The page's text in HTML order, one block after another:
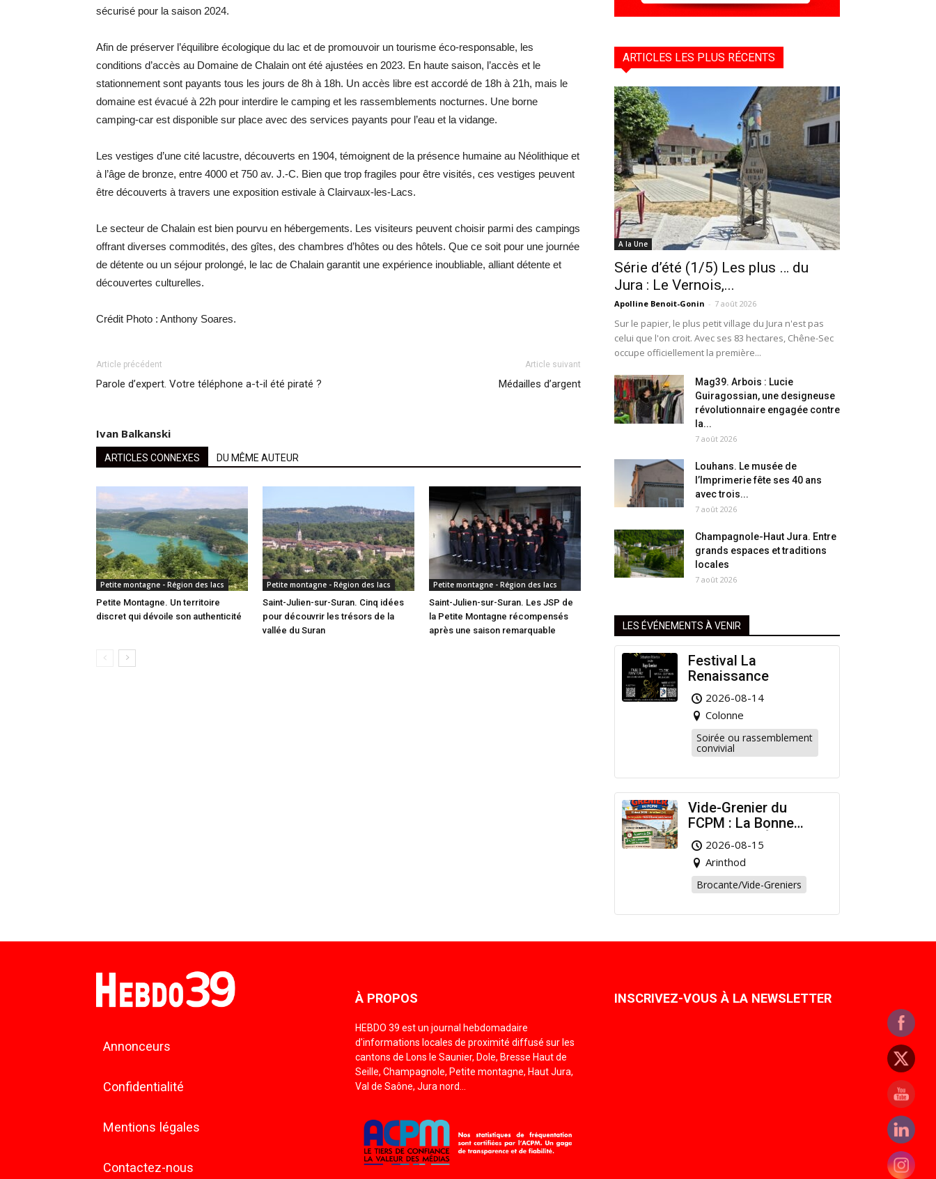
sécurisé pour la saison 2024.
Afin de préserver l’équilibre écologique du lac et de promouvoir un tourisme éco-responsable, les
conditions d’accès au Domaine de Chalain ont été ajustées en 2023. En haute saison, l’accès et le
stationnement sont payants tous les jours de 8h à 18h. Un accès libre est accordé de 18h à 21h, mais le
domaine est évacué à 22h pour interdire le camping et les rassemblements nocturnes. Une borne
camping-car est disponible sur place avec des services payants pour l’eau et la vidange.
Les vestiges d’une cité lacustre, découverts en 1904, témoignent de la présence humaine au Néolithique et
à l’âge de bronze, entre 4000 et 750 av. J.-C. Bien que trop fragiles pour être visités, ces vestiges peuvent
être découverts à travers une exposition estivale à Clairvaux-les-Lacs.
Le secteur de Chalain est bien pourvu en hébergements. Les visiteurs peuvent choisir parmi des campings
offrant diverses commodités, des gîtes, des chambres d’hôtes ou des hôtels. Que ce soit pour une journée
de détente ou un séjour prolongé, le lac de Chalain garantit une expérience inoubliable, alliant détente et
découvertes culturelles.
Crédit Photo : Anthony Soares.
Article précédent
Parole d’expert. Votre téléphone a-t-il été piraté ?
Article suivant
Médailles d’argent
Ivan Balkanski
ARTICLES CONNEXES DU MÊME AUTEUR
Petite montagne - Région des lacs
Petite Montagne. Un territoire
discret qui dévoile son authenticité
Petite montagne - Région des lacs
Saint-Julien-sur-Suran. Cinq idées
pour découvrir les trésors de la
vallée du Suran
Petite montagne - Région des lacs
Saint-Julien-sur-Suran. Les JSP de
la Petite Montagne récompensés
après une saison remarquable
ARTICLES LES PLUS RÉCENTS
A la Une
Série d’été (1/5) Les plus … du
Jura : Le Vernois,...
Apolline Benoit-Gonin - 7 août 2026
Sur le papier, le plus petit village du Jura n'est pas
celui que l'on croit. Avec ses 83 hectares, Chêne-Sec
occupe officiellement la première...
Mag39. Arbois : Lucie
Guiragossian, une designeuse
révolutionnaire engagée contre
la...
7 août 2026
Louhans. Le musée de
l’Imprimerie fête ses 40 ans
avec trois...
7 août 2026
Champagnole-Haut Jura. Entre
grands espaces et traditions
locales
7 août 2026
LES ÉVÉNEMENTS À VENIR
Festival La
Renaissance
2026-08-14
Colonne
Soirée ou rassemblement
convivial
Vide-Grenier du
FCPM : La Bonne
Affaire de l’Été à
Arinthod !
2026-08-15
Arinthod
Brocante/Vide-Greniers